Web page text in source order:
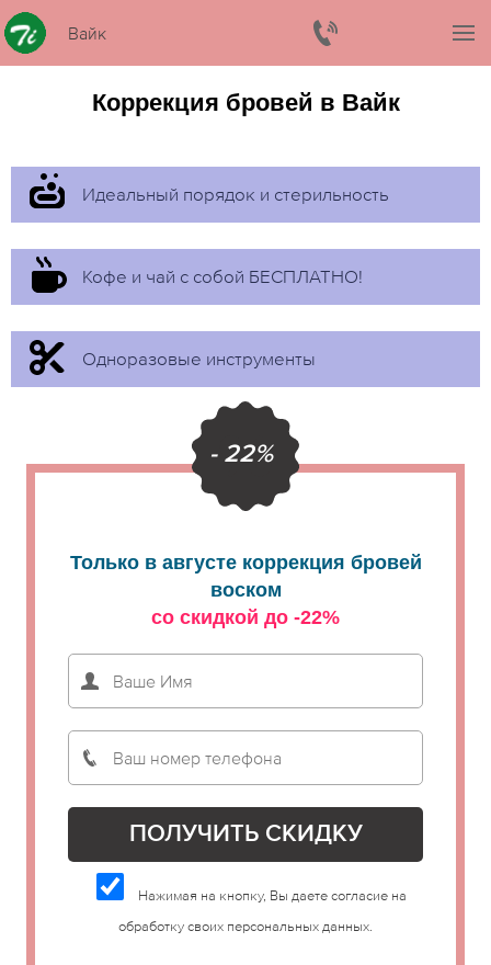
Вайк
Коррекция бровей в Вайк
Идеальный порядок и стерильность
Кофе и чай с собой БЕСПЛАТНО!
Одноразовые инструменты
- 22%
Только в августе коррекция бровей
воском
со скидкой до -22%
Нажимая на кнопку, Вы даете согласие на
обработку своих персональных данных.